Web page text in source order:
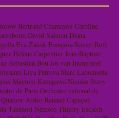
Bertrand Chamayou Caroline
David Salmon Diana
Eva Zaïcik François-Xavier Roth
Hélène Carpentier Jean-Baptiste
Sébastien Bou Jos van Immerseel
Liya Petrova Marc Labonnette
Mayumi Kanagawa Nicolas Stavy
de Paris Orchestre national de
Quatuor Ardeo Renaud Capuçon
Takénori Némoto Thierry Escaich